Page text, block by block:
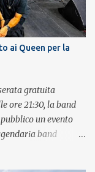
ai Queen per la
gratuita
ore 21:30, la band
un evento
band